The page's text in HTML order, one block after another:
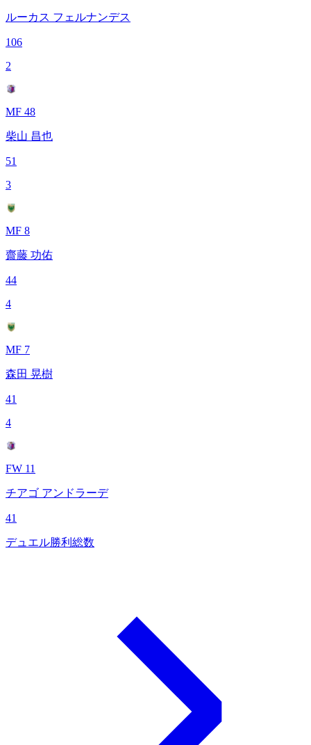
ルーカス フェルナンデス
106
2
MF 48
柴山 昌也
51
3
MF 8
齋藤 功佑
44
4
MF 7
森田 晃樹
41
4
FW 11
チアゴ アンドラーデ
41
デュエル勝利総数